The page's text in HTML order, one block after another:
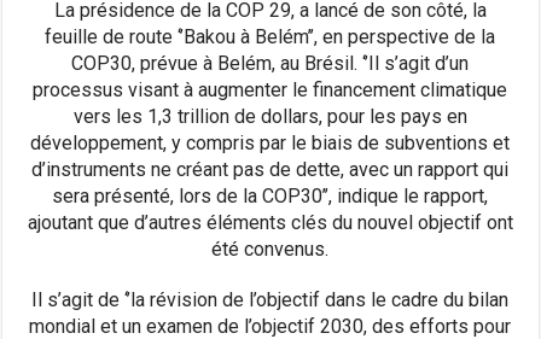
La présidence de la COP 29, a lancé de son côté, la
feuille de route ‘’Bakou à Belém’’, en perspective de la
COP30, prévue à Belém, au Brésil. ‘’Il s’agit d’un
processus visant à augmenter le financement climatique
vers les 1,3 trillion de dollars, pour les pays en
développement, y compris par le biais de subventions et
d’instruments ne créant pas de dette, avec un rapport qui
sera présenté, lors de la COP30’’, indique le rapport,
ajoutant que d’autres éléments clés du nouvel objectif ont
été convenus.
Il s’agit de ‘’la révision de l’objectif dans le cadre du bilan
mondial et un examen de l’objectif 2030, des efforts pour